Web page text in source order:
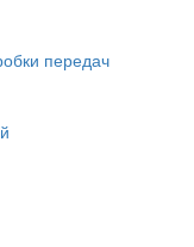
передач